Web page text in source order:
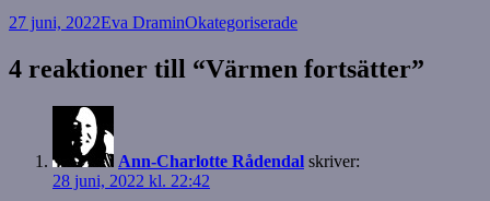
Postat
27 juni, 2022Författare
Eva DraminKategorier
Okategoriserade
4 reaktioner till “Värmen fortsätter”
Ann-Charlotte Rådendal skriver:
28 juni, 2022 kl. 22:42